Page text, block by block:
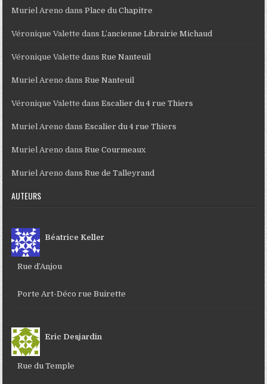
Muriel Areno dansPlace du Chapitre
Véronique Valette dansL’ancienne Librairie Michaud
Véronique Valette dansRue Nanteuil
Muriel Areno dansRue Nanteuil
Véronique Valette dansEscalier du 4 rue Thiers
Muriel Areno dansEscalier du 4 rue Thiers
Muriel Areno dansRue Courmeaux
Muriel Areno dansRue de Talleyrand
AUTEURS
Béatrice Keller
Rue d’Anjou
Porte Art-Déco rue Buirette
Eric Desjardin
Rue du Temple